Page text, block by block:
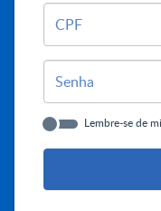
CPF
Senha
Lembre-se de